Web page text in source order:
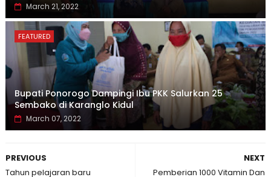
March 21, 2022
FEATURED
Bupati Ponorogo Dampingi Ibu PKK Salurkan 25
Sembako di Karanglo Kidul
March 07, 2022
NEXT
Pemberian 1000 Vitamin Dan
PREVIOUS
Tahun pelajaran baru